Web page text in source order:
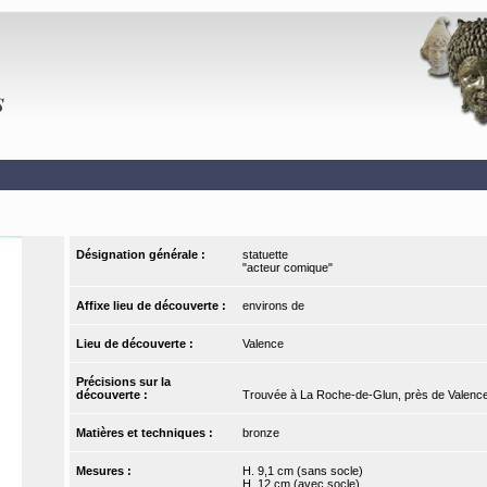
Désignation générale :
statuette
"acteur comique"
Affixe lieu de découverte : environs de
Lieu de découverte : Valence
Précisions sur la
découverte :
Trouvée à La Roche-de-Glun, près de
Matières et techniques : bronze
Mesures :
H. 9,1 cm (sans socle)
H. 12 cm (avec socle)